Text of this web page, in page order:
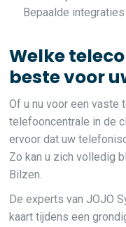
Bepaalde
Welke
beste voor
Of u nu voor een vaste
telefooncentrale in de
ervoor dat uw
Zo kan u zich volledig
Bilzen.
De experts van JOJO
kaart tijdens een